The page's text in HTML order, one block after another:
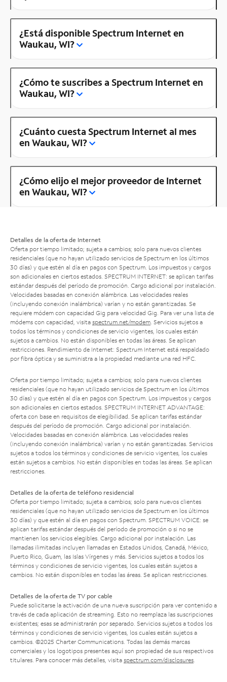
¿Está disponible Spectrum Internet en
Waukau, WI?
¿Cómo te suscribes a Spectrum Internet en
Waukau, WI?
¿Cuánto cuesta Spectrum Internet al mes
en Waukau, WI?
¿Cómo elijo el mejor proveedor de Internet
en Waukau, WI?
Detalles de la oferta de Internet
Oferta por tiempo limitado; sujeta a cambios; solo para nuevos clientes
residenciales (que no hayan utilizado servicios de Spectrum en los últimos
30 días) y que estén al día en pagos con Spectrum. Los impuestos y cargos
son adicionales en ciertos estados. SPECTRUM INTERNET: se aplican tarifas
estándar después del período de promoción. Cargo adicional por instalación.
Velocidades basadas en conexión alámbrica. Las velocidades reales
(incluyendo conexión inalámbrica) varían y no están garantizadas. Se
requiere módem con capacidad Gig para velocidad Gig. Para ver una lista de
módems con capacidad, visita spectrum.net/modem . Servicios sujetos a
todos los términos y condiciones de servicio vigentes, los cuales están
sujetos a cambios. No están disponibles en todas las áreas. Se aplican
restricciones. Rendimiento de Internet: Spectrum Internet está respaldado
por fibra óptica y se suministra a la propiedad mediante una red HFC.
Oferta por tiempo limitado; sujeta a cambios; solo para nuevos clientes
residenciales (que no hayan utilizado servicios de Spectrum en los últimos
30 días) y que estén al día en pagos con Spectrum. Los impuestos y cargos
son adicionales en ciertos estados. SPECTRUM INTERNET ADVANTAGE:
oferta con base en requisitos de elegibilidad. Se aplican tarifas estándar
después del período de promoción. Cargo adicional por instalación.
Velocidades basadas en conexión alámbrica. Las velocidades reales
(incluyendo conexión inalámbrica) varían y no están garantizadas. Servicios
sujetos a todos los términos y condiciones de servicio vigentes, los cuales
están sujetos a cambios. No están disponibles en todas las áreas. Se aplican
restricciones.
Detalles de la oferta de teléfono residencial
Oferta por tiempo limitado; sujeta a cambios; solo para nuevos clientes
residenciales (que no hayan utilizado servicios de Spectrum en los últimos
30 días) y que estén al día en pagos con Spectrum. SPECTRUM VOICE: se
aplican tarifas estándar después del período de promoción o si no se
mantienen los servicios elegibles. Cargo adicional por instalación. Las
llamadas ilimitadas incluyen llamadas en Estados Unidos, Canadá, México,
Puerto Rico, Guam, las Islas Vírgenes y más. Servicios sujetos a todos los
términos y condiciones de servicio vigentes, los cuales están sujetos a
cambios. No están disponibles en todas las áreas. Se aplican restricciones.
Detalles de la oferta de TV por cable
Puede solicitarse la activación de una nueva suscripción para ver contenido a
través de cada aplicación de streaming. Esto no reemplaza las suscripciones
existentes; esas se administrarán por separado. Servicios sujetos a todos los
términos y condiciones de servicio vigentes, los cuales están sujetos a
cambios. ©2025 Charter Communications. Todas las demás marcas
comerciales y los logotipos presentes aquí son propiedad de sus respectivos
titulares. Para conocer más detalles, visita spectrum.com/disclosures